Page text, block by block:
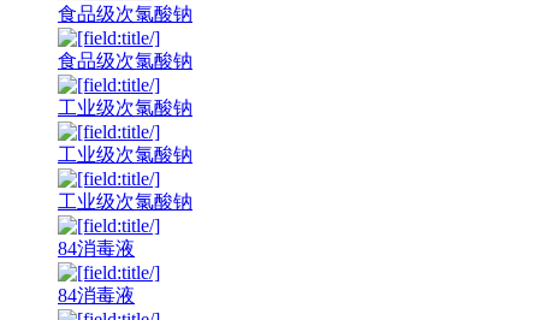
食品级次氯酸钠
食品级次氯酸钠
工业级次氯酸钠
工业级次氯酸钠
工业级次氯酸钠
84消毒液
84消毒液